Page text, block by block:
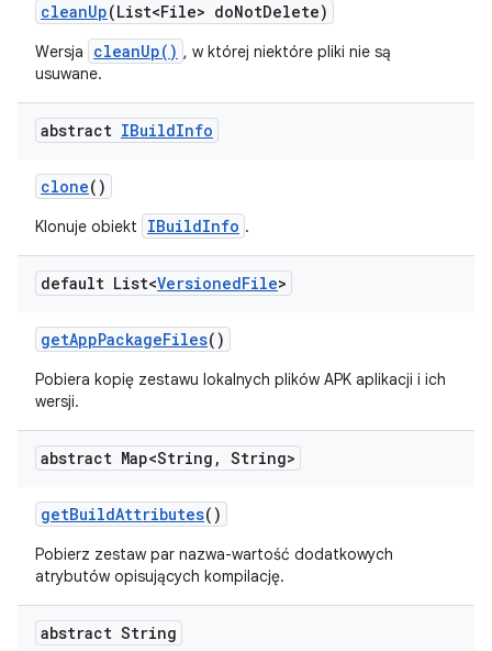
cleanUp(List<File> doNotDelete)
Wersja cleanUp() , w której niektóre pliki nie są
usuwane.
abstract IBuildInfo
clone()
Klonuje obiekt IBuildInfo .
default List<VersionedFile>
getAppPackageFiles()
Pobiera kopię zestawu lokalnych plików APK aplikacji i ich
wersji.
abstract Map<String , String>
getBuildAttributes()
Pobierz zestaw par nazwa-wartość dodatkowych
atrybutów opisujących kompilację.
abstract String